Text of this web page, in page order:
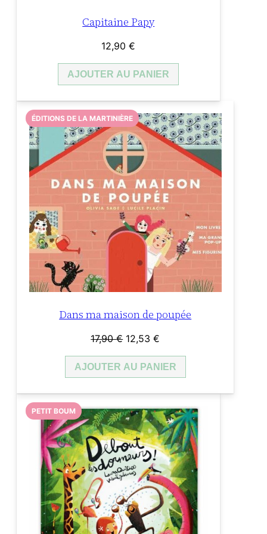
Capitaine Papy
12,90€
AJOUTER AU PANIER
Dans ma maison de poupée
ÉDITIONS DE LA MARTINIÈRE
17,90€ Le
prix
initial
17,90 €.
12,53€
prix
actuel
12,53 €.
AJOUTER AU PANIER
PETIT BOUM